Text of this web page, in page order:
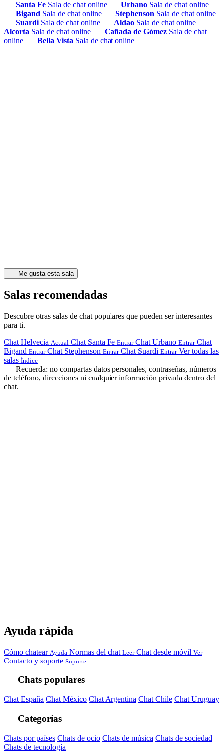
Santa Fe Sala de chat online Urbano Sala de chat online
Bigand Sala de chat online Stephenson Sala de chat online
Suardi Sala de chat online Aldao Sala de chat online
Alcorta Sala de chat online Cañada de Gómez Sala de chat
online
Bella Vista Sala de chat online
Me gusta esta sala
Salas recomendadas
Descubre otras salas de chat populares que pueden ser interesantes
para ti.
Chat Helvecia Actual Chat Santa Fe Entrar Chat Urbano Entrar Chat
Bigand Entrar Chat Stephenson Entrar Chat Suardi Entrar Ver todas las
salas Índice
Recuerda: no compartas datos personales, contraseñas, números
de teléfono, direcciones ni cualquier información privada dentro del
chat.
Ayuda rápida
Cómo chatear Ayuda Normas del chat Leer Chat desde móvil Ver
Contacto y soporte Soporte
Chats populares
Chat España Chat México Chat Argentina Chat Chile Chat Uruguay
Categorías
Chats por países Chats de ocio Chats de música Chats de sociedad
Chats de tecnología